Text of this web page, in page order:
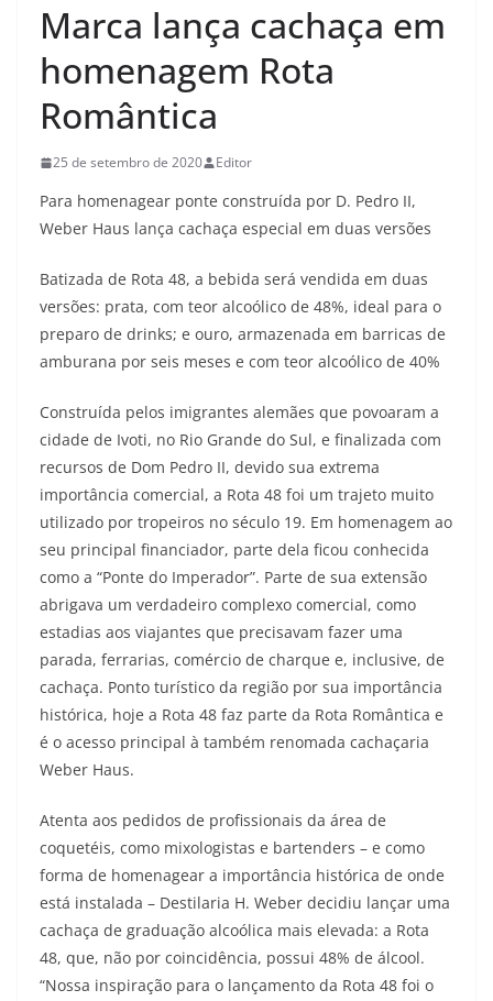
Marca lança cachaça em
homenagem Rota
Romântica
25 de setembro de 2020 Editor
Para homenagear ponte construída por D. Pedro II,
Weber Haus lança cachaça especial em duas versões
Batizada de Rota 48, a bebida será vendida em duas
versões: prata, com teor alcoólico de 48%, ideal para o
preparo de drinks; e ouro, armazenada em barricas de
amburana por seis meses e com teor alcoólico de 40%
Construída pelos imigrantes alemães que povoaram a
cidade de Ivoti, no Rio Grande do Sul, e finalizada com
recursos de Dom Pedro II, devido sua extrema
importância comercial, a Rota 48 foi um trajeto muito
utilizado por tropeiros no século 19. Em homenagem ao
seu principal financiador, parte dela ficou conhecida
como a “Ponte do Imperador”. Parte de sua extensão
abrigava um verdadeiro complexo comercial, como
estadias aos viajantes que precisavam fazer uma
parada, ferrarias, comércio de charque e, inclusive, de
cachaça. Ponto turístico da região por sua importância
histórica, hoje a Rota 48 faz parte da Rota Romântica e
é o acesso principal à também renomada cachaçaria
Weber Haus.
Atenta aos pedidos de profissionais da área de
coquetéis, como mixologistas e bartenders – e como
forma de homenagear a importância histórica de onde
está instalada – Destilaria H. Weber decidiu lançar uma
cachaça de graduação alcoólica mais elevada: a Rota
48, que, não por coincidência, possui 48% de álcool.
“Nossa inspiração para o lançamento da Rota 48 foi o